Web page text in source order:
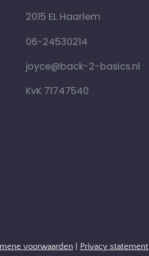
2015 EL Haarlem
06-24530214
joyce@back-2-basics.nl
KvK 71747540
voorwaarden Privacy statement